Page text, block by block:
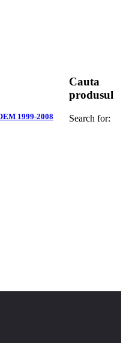
1999-2008
Cauta
produsul
Search for: